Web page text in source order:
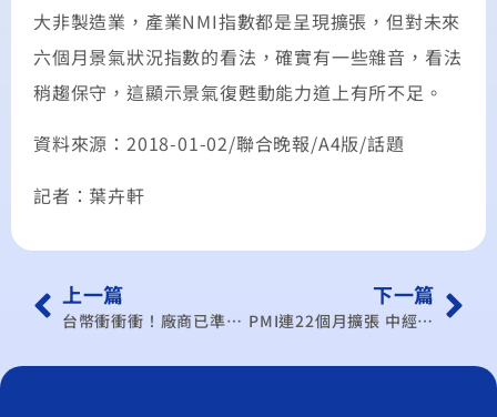
大非製造業，產業NMI指數都是呈現擴張，但對未來
六個月景氣狀況指數的看法，確實有一些雜音，看法
稍趨保守，這顯示景氣復甦動能力道上有所不足。
資料來源：2018-01-02/聯合晚報/A4版/話題
記者：葉卉軒
上一篇
台幣衝衝衝！廠商已準備好28？
下一篇
PMI連22個月擴張 中經院：經濟穩步發展